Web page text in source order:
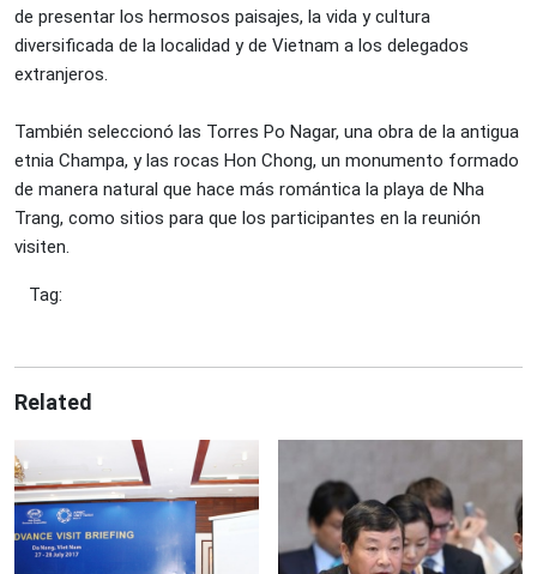
de presentar los hermosos paisajes, la vida y cultura
diversificada de la localidad y de Vietnam a los delegados
extranjeros.
También seleccionó las Torres Po Nagar, una obra de la antigua
etnia Champa, y las rocas Hon Chong, un monumento formado
de manera natural que hace más romántica la playa de Nha
Trang, como sitios para que los participantes en la reunión
visiten.
Tag:
Related